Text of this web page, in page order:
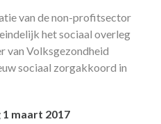
van de non-profitsector
het sociaal overleg
van Volksgezondheid
sociaal zorgakkoord in
maart 2017